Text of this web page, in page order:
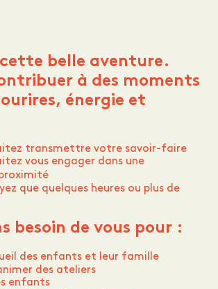
cette belle aventure.
à des moments
énergie et
transmettre votre savoir-faire
vous engager dans une
que quelques heures ou plus de
besoin de vous pour :
des enfants et leur famille
des ateliers
enfants